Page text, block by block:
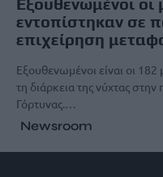
εντοπίστηκαν σε
επιχείρηση
Εξουθενωμένοι είναι οι
τη διάρκεια της νύχτας
Γόρτυνας.…
Newsroom